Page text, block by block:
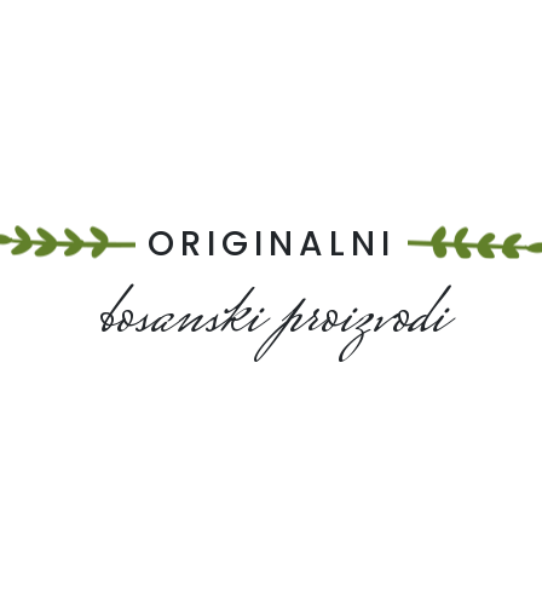
ORIGINALNI
bosanski proizvodi